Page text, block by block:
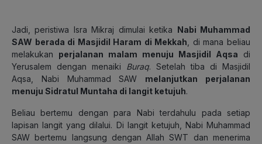
Jadi, peristiwa Isra Mikraj dimulai ketika Nabi Muhammad
SAW berada di Masjidil Haram di Mekkah , di mana beliau
melakukan perjalanan malam menuju Masjidil Aqsa di
Yerusalem dengan menaiki Buraq. Setelah tiba di Masjidil
Aqsa, Nabi Muhammad SAW melanjutkan perjalanan
menuju Sidratul Muntaha di langit ketujuh.
Beliau bertemu dengan para Nabi terdahulu pada setiap
lapisan langit yang dilalui. Di langit ketujuh, Nabi Muhammad
SAW bertemu langsung dengan Allah SWT dan menerima